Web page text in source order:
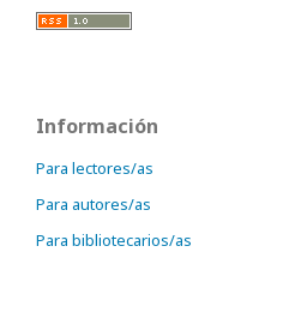
Información
Para lectores/as
Para autores/as
Para bibliotecarios/as